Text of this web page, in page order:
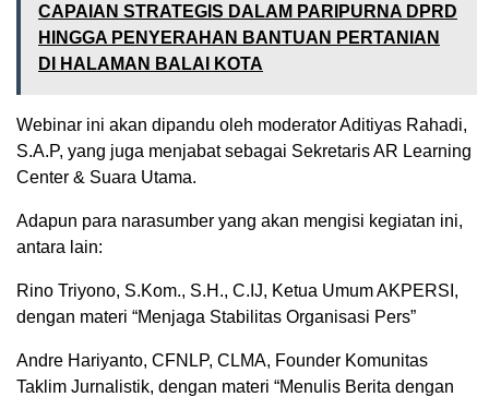
CAPAIAN STRATEGIS DALAM PARIPURNA DPRD
HINGGA PENYERAHAN BANTUAN PERTANIAN
DI HALAMAN BALAI KOTA
Webinar ini akan dipandu oleh moderator Aditiyas Rahadi,
S.A.P, yang juga menjabat sebagai Sekretaris AR Learning
Center & Suara Utama.
Adapun para narasumber yang akan mengisi kegiatan ini,
antara lain:
Rino Triyono, S.Kom., S.H., C.IJ, Ketua Umum AKPERSI,
dengan materi “Menjaga Stabilitas Organisasi Pers”
Andre Hariyanto, CFNLP, CLMA, Founder Komunitas
Taklim Jurnalistik, dengan materi “Menulis Berita dengan